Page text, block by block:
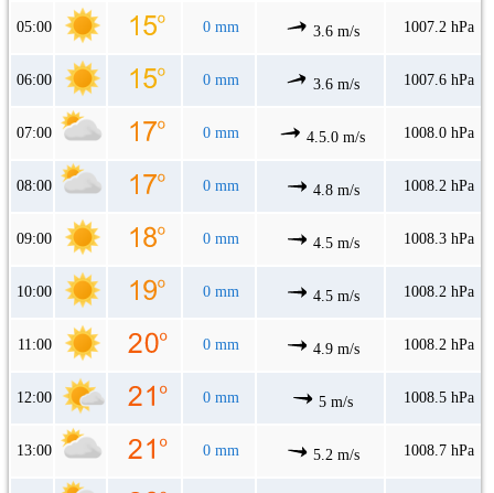
05:00 0 mm 3.6 m/s 1007.2 hPa
06:00 0 mm 3.6 m/s 1007.6 hPa
07:00 0 mm 4.5.0 m/s 1008.0 hPa
08:00 0 mm 4.8 m/s 1008.2 hPa
09:00 0 mm 4.5 m/s 1008.3 hPa
10:00 0 mm 4.5 m/s 1008.2 hPa
11:00 0 mm 4.9 m/s 1008.2 hPa
12:00 0 mm 5 m/s 1008.5 hPa
13:00 0 mm 5.2 m/s 1008.7 hPa